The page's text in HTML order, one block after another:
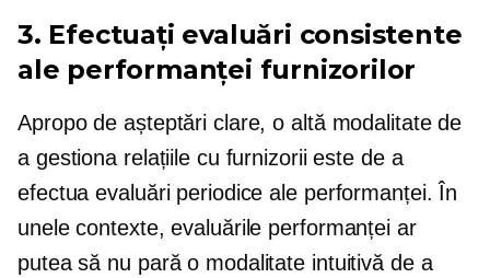
3. Efectuați evaluări consistente
ale performanței furnizorilor
Apropo de așteptări clare, o altă modalitate de
a gestiona relațiile cu furnizorii este de a
efectua evaluări periodice ale performanței. În
unele contexte, evaluările performanței ar
putea să nu pară o modalitate intuitivă de a